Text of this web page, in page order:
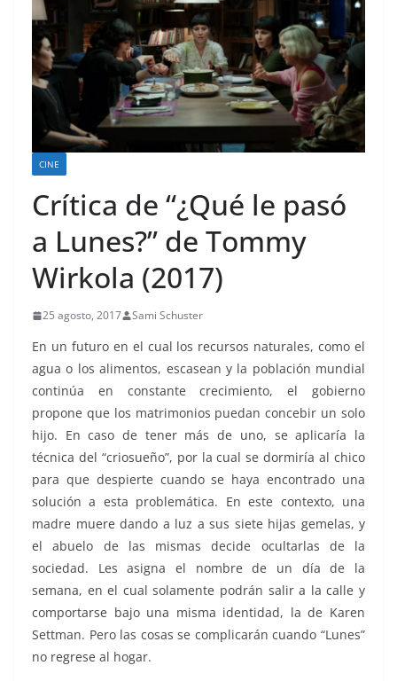
CINE
Crítica de “¿Qué le pasó
a Lunes?” de Tommy
Wirkola (2017)
25 agosto, 2017 Sami Schuster
En un futuro en el cual los recursos naturales, como el
agua o los alimentos, escasean y la población mundial
continúa en constante crecimiento, el gobierno
propone que los matrimonios puedan concebir un solo
hijo. En caso de tener más de uno, se aplicaría la
técnica del “criosueño”, por la cual se dormiría al chico
para que despierte cuando se haya encontrado una
solución a esta problemática. En este contexto, una
madre muere dando a luz a sus siete hijas gemelas, y
el abuelo de las mismas decide ocultarlas de la
sociedad. Les asigna el nombre de un día de la
semana, en el cual solamente podrán salir a la calle y
comportarse bajo una misma identidad, la de Karen
Settman. Pero las cosas se complicarán cuando “Lunes”
no regrese al hogar.